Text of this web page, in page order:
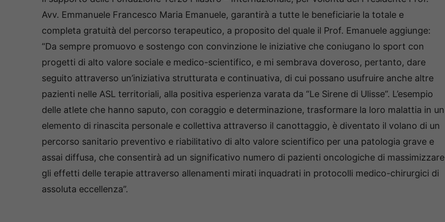
Avv. Emmanuele Francesco Maria Emanuele, garantirà a tutte le beneficiarie la totale e
completa gratuità del percorso terapeutico, a proposito del quale il Prof. Emanuele aggiunge:
“Da sempre promuovo e sostengo con convinzione le iniziative che coniugano lo sport con
progetti di alto valore sociale e medico-scientifico, e mi sembrava doveroso, pertanto, dare
seguito attraverso un’iniziativa strutturata e continuativa, di cui possano usufruire anche altre
pazienti nelle ASL territoriali, alla positiva esperienza varata da “Le Sirene di Ulisse”. L’esempio
delle atlete che hanno saputo, con coraggio e determinazione, trasformare la loro malattia in un
elemento di rinascita personale e collettiva attraverso il canottaggio, è diventato il volano di un
percorso sanitario preventivo e riabilitativo di alto valore scientifico per una patologia grave e
assai diffusa, che consentirà ad un significativo numero di pazienti oncologiche di massimizzare
gli effetti delle terapie attraverso allenamenti mirati inquadrati in protocolli medico-chirurgici di
assoluta eccellenza”.